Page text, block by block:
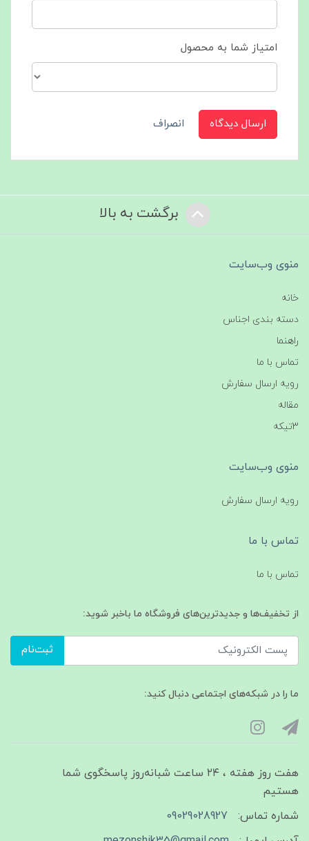
امتیاز شما به محصول
ارسال دیدگاه انصراف
برگشت به بالا
منوی وب‌سایت
خانه
دسته بندی اجناس
راهنما
تماس با ما
رویه ارسال سفارش
مقاله
3تیکه
منوی وب‌سایت
رویه ارسال سفارش
تماس با ما
تماس با ما
از تخفیف‌ها و جدیدترین‌های فروشگاه ما باخبر شوید:
ثبت‌نام
ما را در شبکه‌های اجتماعی دنبال کنید:
هفت روز هفته ، ۲۴ ساعت شبانه‌روز پاسخگوی شما
هستیم
شماره تماس:
09029028927